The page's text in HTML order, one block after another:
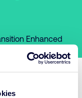
Enhanced
Enhanced Index
dat per 1